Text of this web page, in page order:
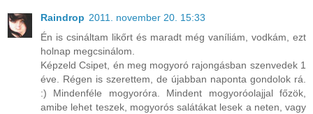
Raindrop 2011. november 20. 15:33
Én is csináltam likőrt és maradt még vaníliám, vodkám, ezt
holnap megcsinálom.
Képzeld Csipet, én meg mogyoró rajongásban szenvedek 1
éve. Régen is szerettem, de újabban naponta gondolok rá.
:) Mindenféle mogyoróra. Mindent mogyoróolajjal főzök,
amibe lehet teszek, mogyorós salátákat lesek a neten, vagy